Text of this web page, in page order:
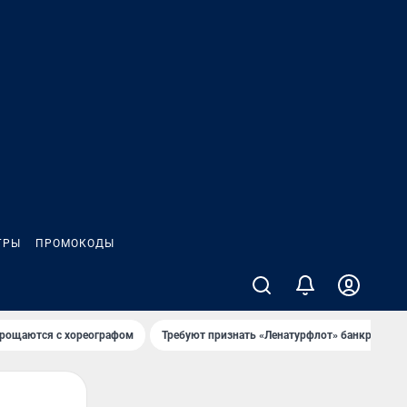
ПРОМОКОДЫ
с хореографом Требуют признать «Ленатурфлот» банкротом